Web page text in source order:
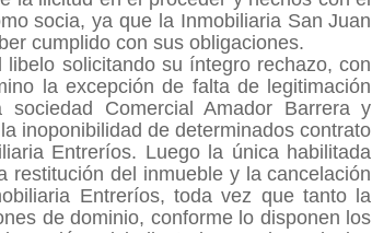
socia, ya que la Inmobiliaria San Juan
cumplido con sus obligaciones.
solicitando su íntegro rechazo, con
la excepción de falta de legitimación
Comercial Amador Barrera y
inoponibilidad de determinados contrato
Entreríos. Luego la única habilitada
del inmueble y la cancelación
Entreríos, toda vez que tanto la
de dominio, conforme lo disponen los